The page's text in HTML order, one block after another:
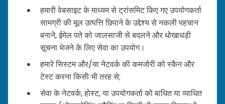
हमारी वेबसाइट के माध्यम से ट्रांसमिट किए गए उपयोगकर्ता
सामग्री की मूल उत्पत्ति छिपाने के उद्देश्य से नकली पहचान
बनाने, ईमेल पते को जालसाजी से बदलने और धोखाधड़ी
सूचना भेजने के लिए सेवा का उपयोग।
हमारे सिस्टम और/या नेटवर्क की कमजोरी को स्कैन और
टेस्ट करना किसी भी तरह से;
सेवा के नेटवर्क, होस्ट, या उपयोगकर्ता को बाधित या व्याधित